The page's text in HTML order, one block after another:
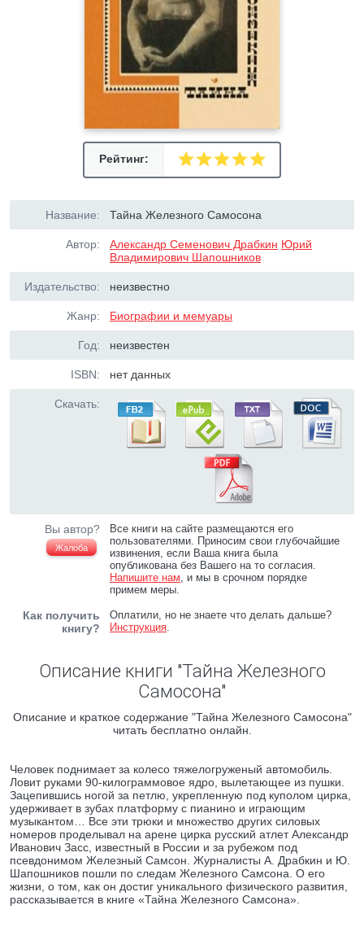
Рейтинг:
Название: Тайна Железного Самосона
Автор: Александр Семенович Драбкин Юрий
Владимирович Шапошников
Издательство: неизвестно
Жанр: Биографии и мемуары
Год: неизвестен
ISBN: нет данных
Скачать:
Вы автор?
Жалоба
Все книги на сайте размещаются его
пользователями. Приносим свои глубочайшие
извинения, если Ваша книга была
опубликована без Вашего на то согласия.
Напишите нам, и мы в срочном порядке
примем меры.
Как получить
книгу?
Оплатили, но не знаете что делать дальше?
Инструкция.
Описание книги "Тайна Железного
Самосона"
Описание и краткое содержание "Тайна Железного Самосона"
читать бесплатно онлайн.
Человек поднимает за колесо тяжелогруженый автомобиль.
Ловит руками 90-килограммовое ядро, вылетающее из пушки.
Зацепившись ногой за петлю, укрепленную под куполом цирка,
удерживает в зубах платформу с пианино и играющим
музыкантом… Все эти трюки и множество других силовых
номеров проделывал на арене цирка русский атлет Александр
Иванович Засс, известный в России и за рубежом под
псевдонимом Железный Самсон. Журналисты А. Драбкин и Ю.
Шапошников пошли по следам Железного Самсона. О его
жизни, о том, как он достиг уникального физического развития,
рассказывается в книге «Тайна Железного Самсона».